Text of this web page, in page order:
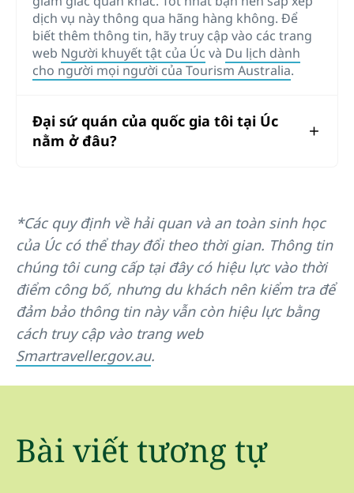
dịch vụ này thông qua hãng hàng không. Để
biết thêm thông tin, hãy truy cập vào các trang
web Người khuyết tật của Úc và Du lịch dành
cho người mọi người của Tourism Australia.
Đại sứ quán của quốc gia tôi tại Úc
nằm ở đâu?
*Các quy định về hải quan và an toàn sinh học
của Úc có thể thay đổi theo thời gian. Thông tin
chúng tôi cung cấp tại đây có hiệu lực vào thời
điểm công bố, nhưng du khách nên kiểm tra để
đảm bảo thông tin này vẫn còn hiệu lực bằng
cách truy cập vào trang web
Smartraveller.gov.au.
Bài viết tương tự